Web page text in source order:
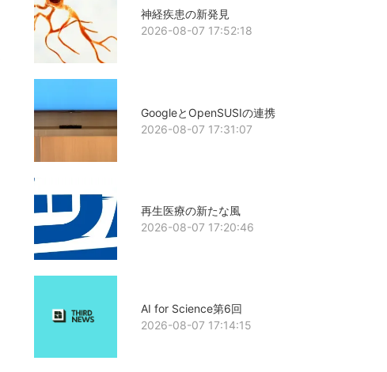
神経疾患の新発見
2026-08-07 17:52:18
GoogleとOpenSUSIの連携
2026-08-07 17:31:07
再生医療の新たな風
2026-08-07 17:20:46
AI for Science第6回
2026-08-07 17:14:15